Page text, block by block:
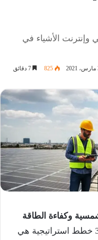
وإنترنت الأشياء في
825
وكفاءة الطاقة
كأداتين متكاملتين لتحقيق 3 خطط استراتيجية هي